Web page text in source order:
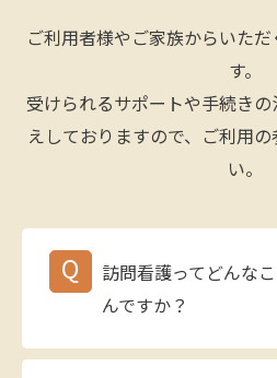
ご利用者様やご家族からいた
す。
受けられるサポートや手続き
えしておりますので、ご利用
い。
訪問看護ってどんな
んですか？